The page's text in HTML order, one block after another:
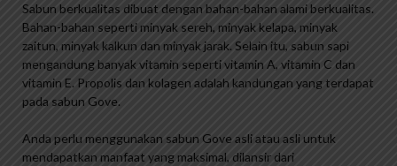
Sabun berkualitas dibuat dengan bahan-bahan alami berkualitas.
Bahan-bahan seperti minyak sereh, minyak kelapa, minyak
zaitun, minyak kalkun dan minyak jarak. Selain itu, sabun sapi
mengandung banyak vitamin seperti vitamin A, vitamin C dan
vitamin E. Propolis dan kolagen adalah kandungan yang terdapat
pada sabun Gove.
Anda perlu menggunakan sabun Gove asli atau asli untuk
mendapatkan manfaat yang maksimal, dilansir dari